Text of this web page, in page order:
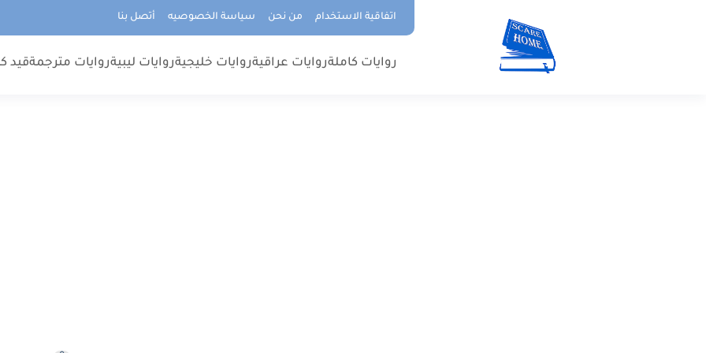
اتفاقية الاستخدام من نحن سياسة الخصوصيه أتصل بنا
روايات كاملةروايات عراقيةروايات خليجيةروايات ليبيةروايات مترجمةقيد